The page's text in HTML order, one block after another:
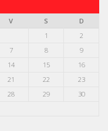
V S
D
1
2
7 8
9
14 15
16
21 22
23
28 29
30